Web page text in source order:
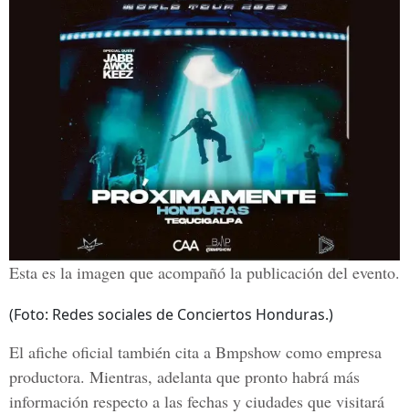
Esta es la imagen que acompañó la publicación del evento.
(Foto: Redes sociales de Conciertos Honduras.)
El afiche oficial también cita a Bmpshow como empresa
productora. Mientras, adelanta que pronto habrá más
información respecto a las fechas y ciudades que visitará